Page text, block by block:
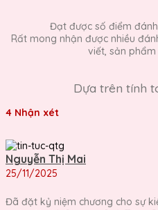
Đạt được số điểm
Rất mong nhận được nhiều
viết, sản phẩm
Dựa trên tính
4 Nhận xét
Nguyễn Thị Mai
25/11/2025
Đã đặt kỷ niệm chương cho sự